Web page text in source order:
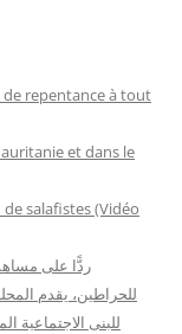
de repentance à tout
et dans le
salafistes (Vidéo
ردًّا على
للحراطين، يقدم
للبنى الاجتماعية